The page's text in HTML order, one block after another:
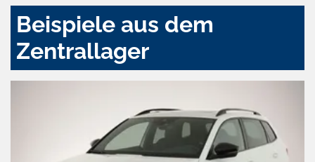
Beispiele aus dem
Zentrallager